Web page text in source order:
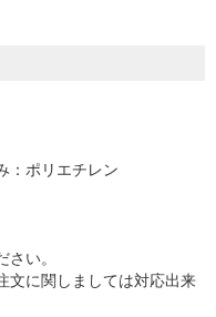
：ポリエチレン
い。
文に関しましては対応出来